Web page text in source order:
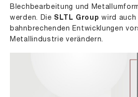
Blechbearbeitung und
werden. Die SLTL Group wird auch
bahnbrechenden Entwicklungen
Metallindustrie verändern.